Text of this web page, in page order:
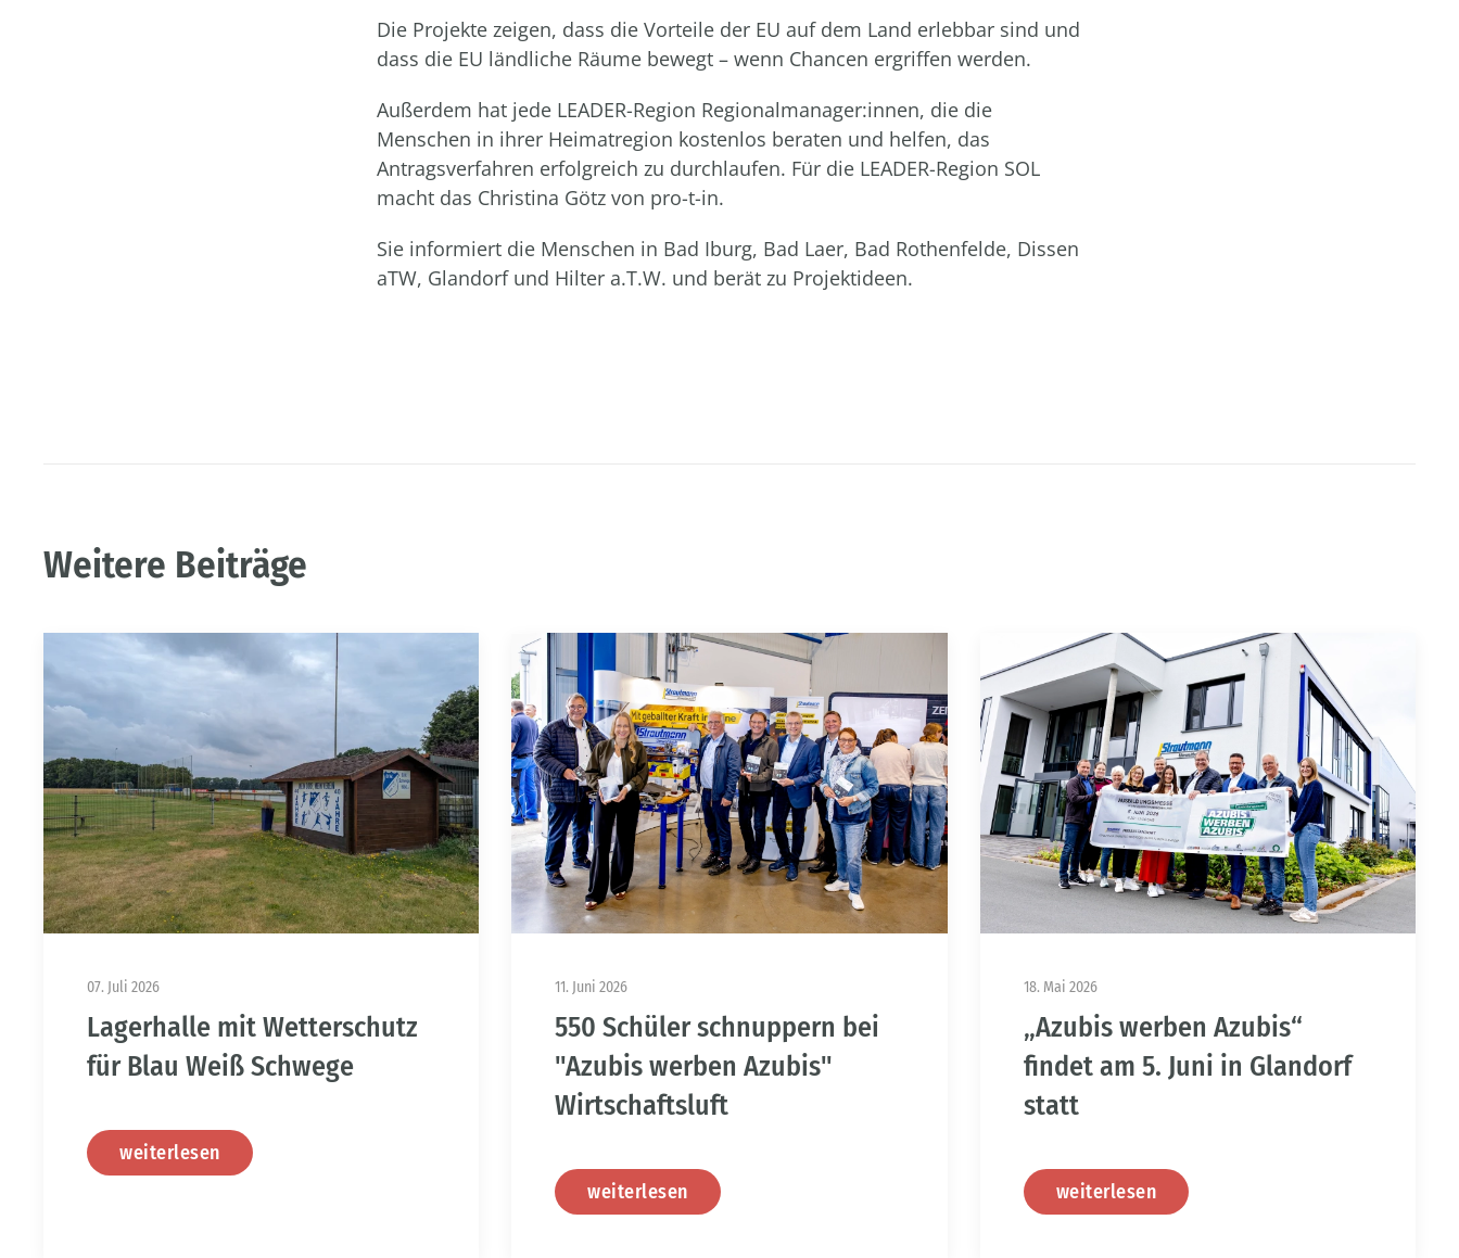
Die Projekte zeigen, dass die Vorteile der EU auf dem Land erlebbar sind und
dass die EU ländliche Räume bewegt – wenn Chancen ergriffen werden.
Außerdem hat jede LEADER-Region Regionalmanager:innen, die die
Menschen in ihrer Heimatregion kostenlos beraten und helfen, das
Antragsverfahren erfolgreich zu durchlaufen. Für die LEADER-Region SOL
macht das Christina Götz von pro-t-in.
Sie informiert die Menschen in Bad Iburg, Bad Laer, Bad Rothenfelde, Dissen
aTW, Glandorf und Hilter a.T.W. und berät zu Projektideen.
Weitere Beiträge
07. Juli 2026
Lagerhalle mit Wetterschutz
für Blau Weiß Schwege
weiterlesen
11. Juni 2026
550 Schüler schnuppern bei
"Azubis werben Azubis"
Wirtschaftsluft
weiterlesen
18. Mai 2026
„Azubis werben Azubis“
findet am 5. Juni in Glandorf
statt
weiterlesen